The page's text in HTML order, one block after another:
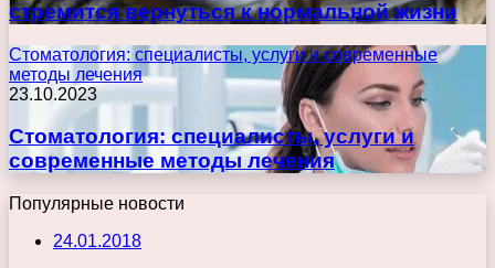
стремится вернуться к нормальной жизни
Стоматология: специалисты, услуги и современные
методы лечения
23.10.2023
Стоматология: специалисты, услуги и
современные методы лечения
Популярные новости
24.01.2018